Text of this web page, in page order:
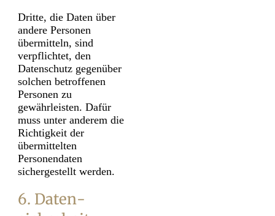
Dritte, die Daten über
andere Personen
übermitteln, sind
verpflichtet, den
Datenschutz gegenüber
solchen betroffenen
Personen zu
gewährleisten. Dafür
muss unter anderem die
Richtigkeit der
übermittelten
Personendaten
sichergestellt werden.
6. Daten­